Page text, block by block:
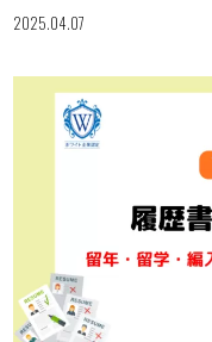
2025.04.07